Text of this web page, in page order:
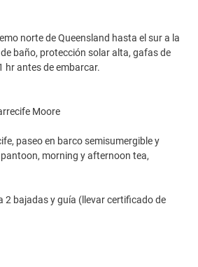
norte de Queensland hasta el sur a la
baño, protección solar alta, gafas de
hr antes de embarcar.
Moore
paseo en barco semisumergible y
morning y afternoon tea,
2 bajadas y guía (llevar certificado de